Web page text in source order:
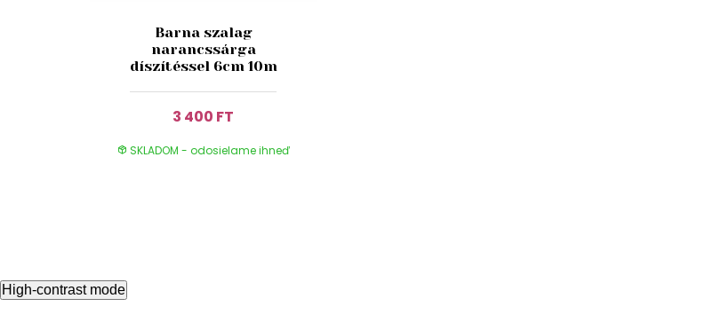
Barna szalag
narancssárga
díszítéssel 6cm 10m
3 400 FT
SKLADOM - odosielame ihneď
High-contrast mode